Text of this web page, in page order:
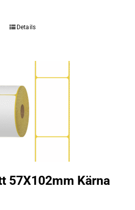
Details
57X102mm Kärna